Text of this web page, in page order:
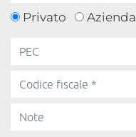
Privato Azienda